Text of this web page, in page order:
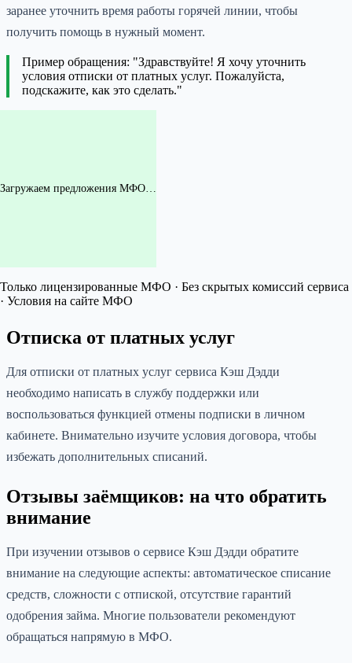
заранее уточнить время работы горячей линии, чтобы
получить помощь в нужный момент.
Пример обращения: "Здравствуйте! Я хочу уточнить
условия отписки от платных услуг. Пожалуйста,
подскажите, как это сделать."
Загружаем предложения МФО…
Только лицензированные МФО · Без скрытых комиссий сервиса
· Условия на сайте МФО
Отписка от платных услуг
Для отписки от платных услуг сервиса Кэш Дэдди
необходимо написать в службу поддержки или
воспользоваться функцией отмены подписки в личном
кабинете. Внимательно изучите условия договора, чтобы
избежать дополнительных списаний.
Отзывы заёмщиков: на что обратить
внимание
При изучении отзывов о сервисе Кэш Дэдди обратите
внимание на следующие аспекты: автоматическое списание
средств, сложности с отпиской, отсутствие гарантий
одобрения займа. Многие пользователи рекомендуют
обращаться напрямую в МФО.